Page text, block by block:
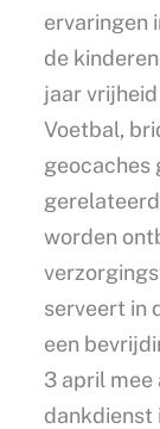
ervaringen
de
jaar
Voetbal,
geocaches
worden
serveert in
een
3 april mee
dankdienst